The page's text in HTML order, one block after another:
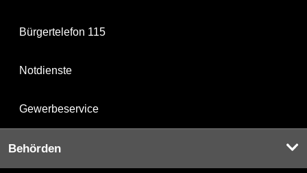
Bürgertelefon 115
Notdienste
Gewerbeservice
Behörden